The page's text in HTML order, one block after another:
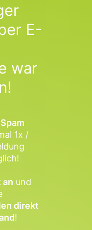
E-
war
1x /
an und
direkt
!